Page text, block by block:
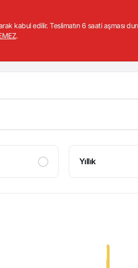
kabul edilir. Teslimatın 6 saati aşması
.
Yıllık